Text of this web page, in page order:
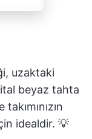
uzaktaki
beyaz tahta
idealdir. 💡